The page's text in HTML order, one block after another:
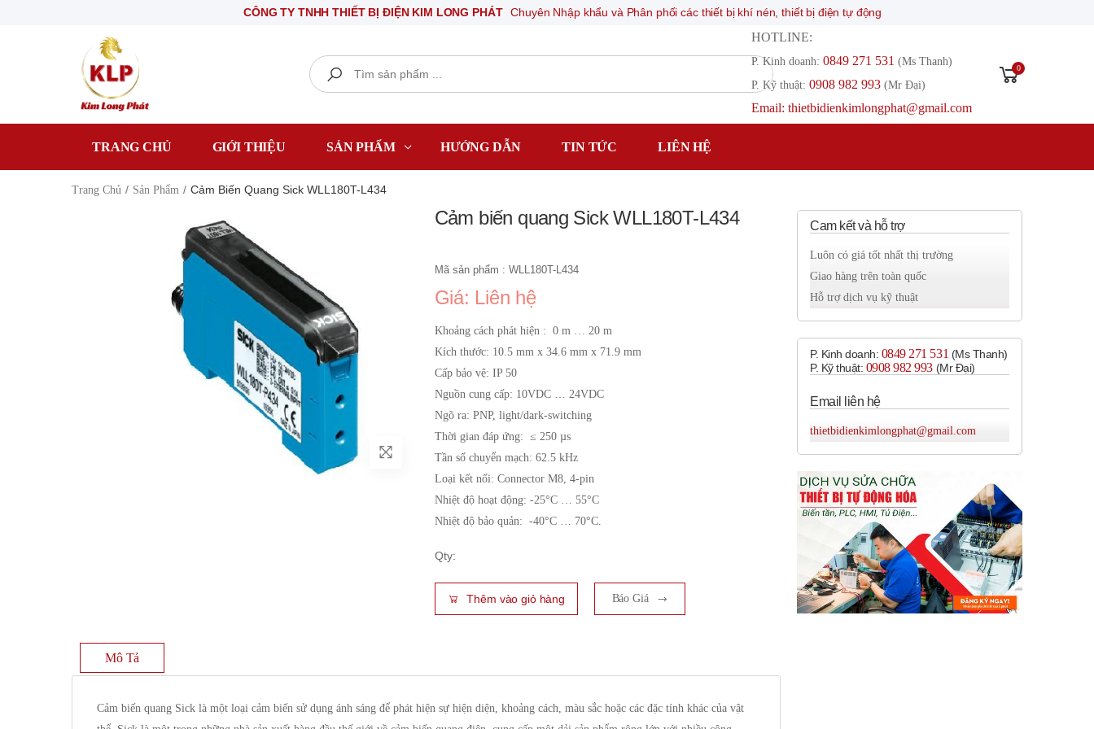
CÔNG TY TNHH THIẾT BỊ ĐIỆN KIM LONG PHÁT Chuyên Nhập khẩu và Phân phối các thiết bị khí nén, thiết bị điện tự động
Search
HOTLINE:
P. Kinh doanh: 0849 271 531 (Ms Thanh)
P. Kỹ thuật: 0908 982 993​ (Mr Đại)
Email: thietbidienkimlongphat@gmail.com
0
TRANG CHỦ GIỚI THIỆU SẢN PHẨM HƯỚNG DẪN TIN TỨC LIÊN HỆ
Trang Chủ Sản Phẩm Cảm Biến Quang Sick WLL180T-L434
Cảm biến quang Sick WLL180T-L434
Mã sản phẩm : WLL180T-L434
Giá: Liên hệ
Khoảng cách phát hiện : 0 m … 20 m
Kích thước: 10.5 mm x 34.6 mm x 71.9 mm
Cấp bảo vệ: IP 50
Nguồn cung cấp: 10VDC … 24VDC
Ngõ ra: PNP, light/dark-switching
Thời gian đáp ứng: ≤ 250 µs
Tần số chuyển mạch: 62.5 kHz
Loại kết nối: Connector M8, 4-pin
Nhiệt độ hoạt động: -25°C … 55°C
Nhiệt độ bảo quản: -40°C … 70°C.
Qty:
Thêm vào giỏ hàng Báo Giá
Mô Tả
Cảm biến quang Sick là một loại cảm biến sử dụng ánh sáng để phát hiện sự hiện diện, khoảng cách, màu sắc hoặc các đặc tính khác của vật
Cam kết và hỗ trợ
Luôn có giá tốt nhất thị trường
Giao hàng trên toàn quốc
Hỗ trợ dịch vụ kỹ thuật
P. Kinh doanh: 0849 271 531 (Ms Thanh)
P. Kỹ thuật: 0908 982 993​ (Mr Đại)
Email liên hệ
thietbidienkimlongphat@gmail.com